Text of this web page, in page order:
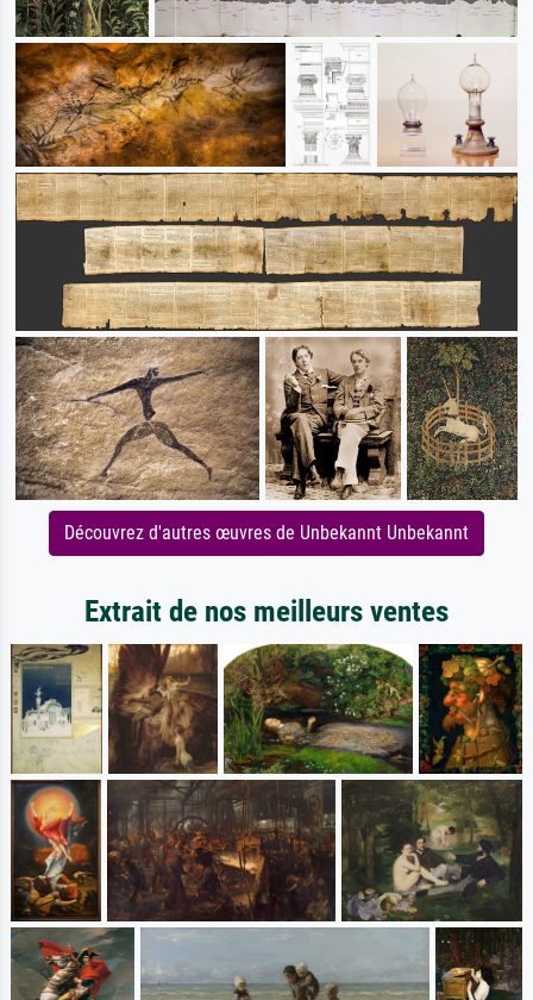
Découvrez d'autres œuvres de Unbekannt Unbekannt
Extrait de nos meilleurs ventes